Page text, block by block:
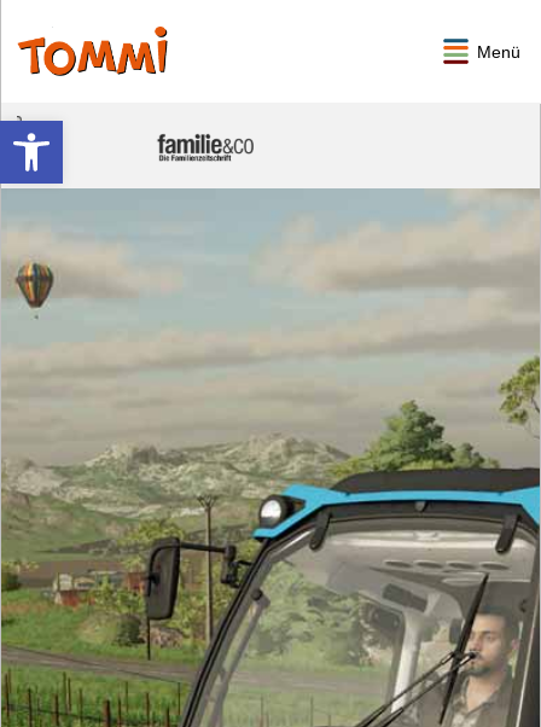
Werkzeugleiste öffnen
Menü